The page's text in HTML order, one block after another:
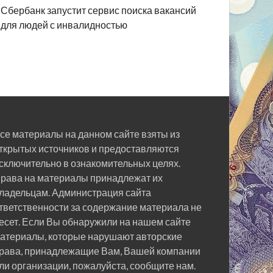
Сбербанк запустит сервис поиска вакансий
для людей с инвалидностью
материалы на данном сайте взяты из
источников и предоставляются
в ознакомительных целях.
на материалы принадлежат их
Администрация сайта
за содержание материала не
Если Вы обнаружили на нашем сайте
которые нарушают авторские
принадлежащие Вам, Вашей компании
организации, пожалуйста, сообщите нам.